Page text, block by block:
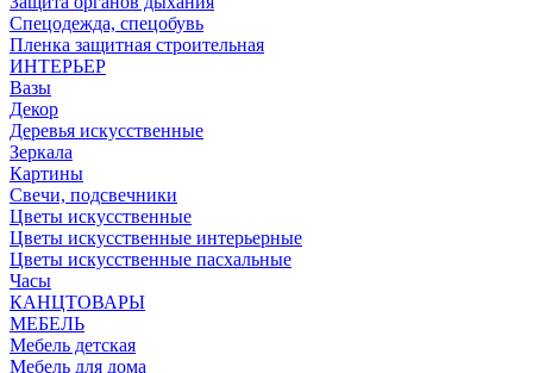
Спецодежда, спецобувь
Пленка защитная строительная
ИНТЕРЬЕР
Вазы
Декор
Деревья искусственные
Зеркала
Картины
Свечи, подсвечники
Цветы искусственные
Цветы искусственные интерьерные
Цветы искусственные пасхальные
Часы
КАНЦТОВАРЫ
МЕБЕЛЬ
Мебель детская
Мебель для дома